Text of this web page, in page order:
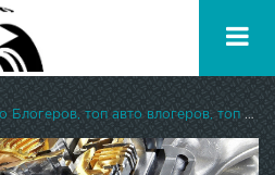
TOPAUTOTUBE.RU - ТОП Авто Блогеров, топ авто влогеров, топ авто ютуберов